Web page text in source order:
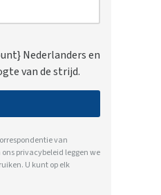
Nederlanders en
van de strijd.
van
privacybeleid leggen we
U kunt op elk